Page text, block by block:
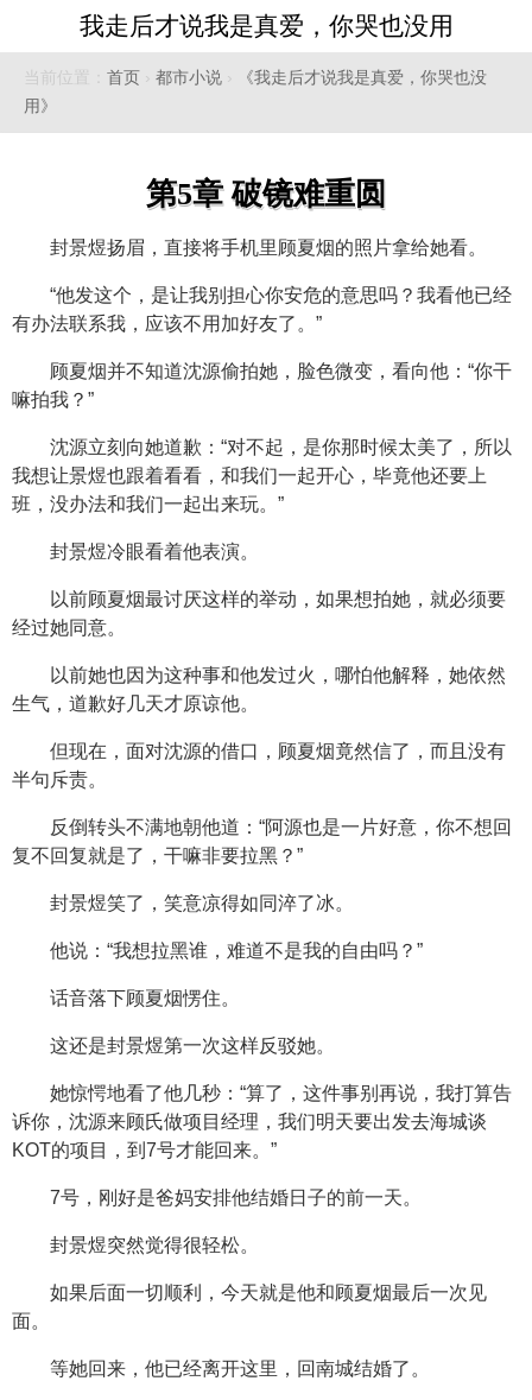
我走后才说我是真爱，你哭也没用
当前位置： 首页 › 都市小说 ›
《我走后才说我是真爱，你哭也没
用》
第5章 破镜难重圆
封景煜扬眉，直接将手机里顾夏烟的照片拿给她看。
“他发这个，是让我别担心你安危的意思吗？我看他已经
有办法联系我，应该不用加好友了。”
顾夏烟并不知道沈源偷拍她，脸色微变，看向他：“你干
嘛拍我？”
沈源立刻向她道歉：“对不起，是你那时候太美了，所以
我想让景煜也跟着看看，和我们一起开心，毕竟他还要上
班，没办法和我们一起出来玩。”
封景煜冷眼看着他表演。
以前顾夏烟最讨厌这样的举动，如果想拍她，就必须要
经过她同意。
以前她也因为这种事和他发过火，哪怕他解释，她依然
生气，道歉好几天才原谅他。
但现在，面对沈源的借口，顾夏烟竟然信了，而且没有
半句斥责。
反倒转头不满地朝他道：“阿源也是一片好意，你不想回
复不回复就是了，干嘛非要拉黑？”
封景煜笑了，笑意凉得如同淬了冰。
他说：“我想拉黑谁，难道不是我的自由吗？”
话音落下顾夏烟愣住。
这还是封景煜第一次这样反驳她。
她惊愕地看了他几秒：“算了，这件事别再说，我打算告
诉你，沈源来顾氏做项目经理，我们明天要出发去海城谈
KOT的项目，到7号才能回来。”
7号，刚好是爸妈安排他结婚日子的前一天。
封景煜突然觉得很轻松。
如果后面一切顺利，今天就是他和顾夏烟最后一次见
面。
等她回来，他已经离开这里，回南城结婚了。